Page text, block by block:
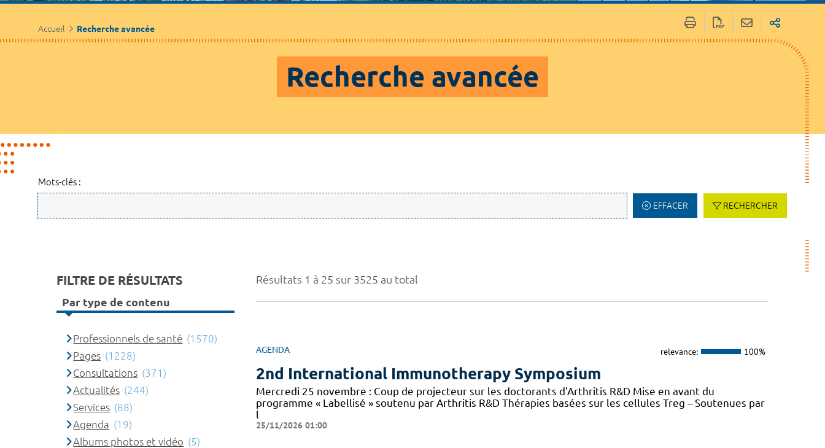
Accueil Recherche avancée
Recherche avancée
Mots-clés :
EFFACER RECHERCHER
Résultats 1 à 25 sur 3525 au total
AGENDA relevance: 100%
2nd International Immunotherapy Symposium
Mercredi 25 novembre : Coup de projecteur sur les doctorants d'Arthritis R&D Mise en avant du
programme « Labellisé » soutenu par Arthritis R&D Thérapies basées sur les cellules Treg – Soutenues par
l
25/11/2026 01:00
FILTRE DE RÉSULTATS
Par type de contenu
Professionnels de santé (1570)
Pages (1228)
Consultations (371)
Actualités (244)
Services (88)
Agenda (19)
Albums photos et vidéo (5)